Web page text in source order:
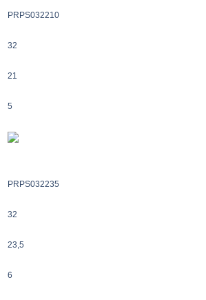
PRPS032210
32
21
5
PRPS032235
32
23,5
6